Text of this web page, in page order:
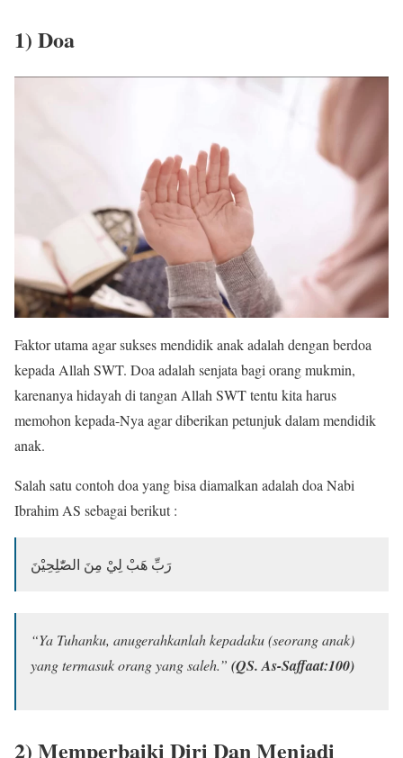
1) Doa
Faktor utama agar sukses mendidik anak adalah dengan berdoa
kepada Allah SWT. Doa adalah senjata bagi orang mukmin,
karenanya hidayah di tangan Allah SWT tentu kita harus
memohon kepada-Nya agar diberikan petunjuk dalam mendidik
anak.
Salah satu contoh doa yang bisa diamalkan adalah doa Nabi
Ibrahim AS sebagai berikut :
رَبِّ هَبْ لِيْ مِنَ الصّٰلِحِيْنَ
“Ya Tuhanku, anugerahkanlah kepadaku (seorang anak)
yang termasuk orang yang saleh.” (QS. As-Saffaat:100)
2) Memperbaiki Diri Dan Menjadi